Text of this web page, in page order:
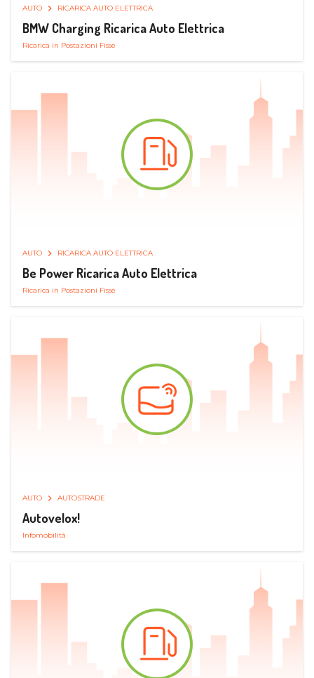
AUTO RICARICA AUTO ELETTRICA
BMW Charging Ricarica Auto Elettrica
Ricarica in Postazioni Fisse
AUTO RICARICA AUTO ELETTRICA
Be Power Ricarica Auto Elettrica
Ricarica in Postazioni Fisse
AUTO AUTOSTRADE
Autovelox!
Infomobilità